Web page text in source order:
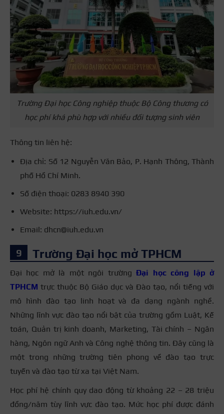
Trường Đại học Công nghiệp thuộc Bộ Công thương có
học phí khá phù hợp với nhiều đối tượng sinh viên
Thông tin liên hệ:
Địa chỉ: Số 12 Nguyễn Văn Bảo, P. Hạnh Thông, Thành
phố Hồ Chí Minh.
Số điện thoại: 0283 8940 390
Website: https://iuh.edu.vn/
Email: dhcn@iuh.edu.vn
Trường Đại học mở TPHCM
Đại học mở là một ngôi trườngĐại học công lập ở
TPHCM trực thuộc Bộ Giáo dục và Đào tạo, nổi tiếng với
mô hình đào tạo linh hoạt và đa dạng ngành nghề.
Những lĩnh vực đào tạo nổi bật của trường gồm Luật, Kế
toán, Quản trị kinh doanh, Marketing, Tài chính – Ngân
hàng, Ngôn ngữ Anh và Công nghệ thông tin. Đây cũng là
một trong những trường tiên phong về đào tạo trực
tuyến và đào tạo từ xa tại Việt Nam.
Học phí hệ chính quy dao động từ khoảng 22 – 28 triệu
đồng/năm tùy lĩnh vực đào tạo. Mức học phí được đánh